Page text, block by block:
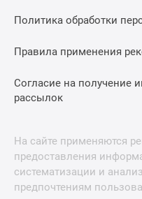
Политика обработки
Правила применения
Согласие на получение
рассылок
На сайте применяются
предоставления
систематизации и
предпочтениям